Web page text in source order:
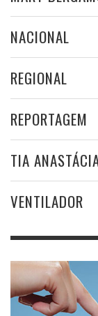
NACIONAL
REGIONAL
REPORTAGEM
TIA
VENTILADOR